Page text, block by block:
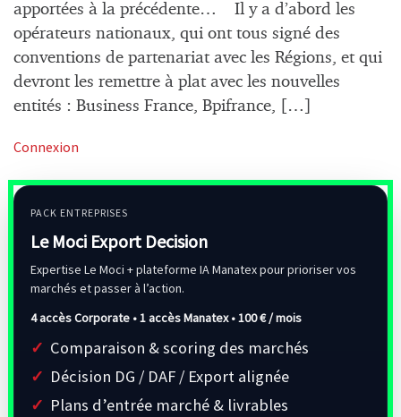
apportées à la précédente… Il y a d’abord les
opérateurs nationaux, qui ont tous signé des
conventions de partenariat avec les Régions, et qui
devront les remettre à plat avec les nouvelles
entités : Business France, Bpifrance, […]
Connexion
PACK ENTREPRISES
Le Moci Export Decision
Expertise Le Moci + plateforme IA Manatex pour prioriser vos
marchés et passer à l’action.
4 accès Corporate • 1 accès Manatex •100 € / mois
Comparaison & scoring des marchés
Décision DG / DAF / Export alignée
Plans d’entrée marché & livrables